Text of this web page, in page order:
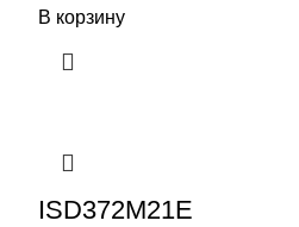
В корзину
ISD372M21E